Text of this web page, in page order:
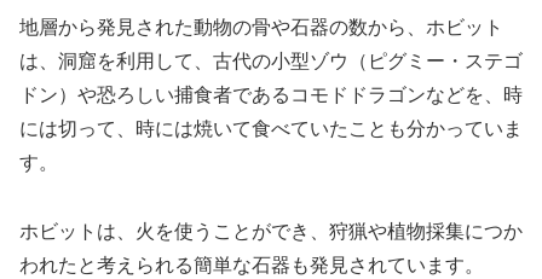
地層から発見された動物の骨や石器の数から、ホビット
は、洞窟を利用して、古代の小型ゾウ（ピグミー・ステゴ
ドン）や恐ろしい捕食者であるコモドドラゴンなどを、時
には切って、時には焼いて食べていたことも分かっていま
す。
ホビットは、火を使うことができ、狩猟や植物採集につか
われたと考えられる簡単な石器も発見されています。